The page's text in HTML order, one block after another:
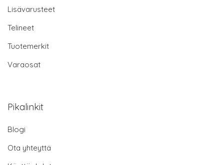
Lisävarusteet
Telineet
Tuotemerkit
Varaosat
Pikalinkit
Blogi
Ota yhteyttä